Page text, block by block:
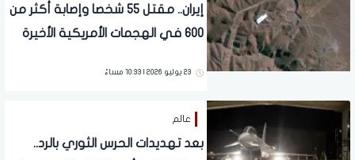
إيران.. مقتل 55 شخصا وإصابة أكثر من
600 في الهجمات الأمريكية الأخيرة
23 يوليو 2026 | 10:33 مساءً
عالم
بعد تهديدات الحرس الثوري بالرد..